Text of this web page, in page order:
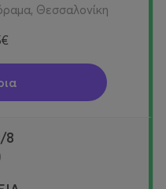
Θεσσαλονίκη
8